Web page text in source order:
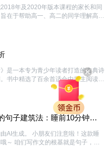
通动画形式，结合生活场景讲解知识
5 分钟短时课堂，轻松抓住孩子专注
年及2020年版本课程的家长和同
在于帮助高一、高二的同学理解高中
间来学习基本知识，尤其适合艺术
思考方式 五、
法 七、解题思路
答疑，可通过留言、私信或者提出比
》是一本专为青少年读者打造的古典诗
书中精选了百余首适合中学生阅读的
诗经》、唐诗宋词到明清佳作的历代
思想性与教育性。 本书以“读懂、品
通过生动易懂的解析、背景知识拓展
助学生突破语言障碍，领略诗词的意
美。每篇诗词均配有“注释”“译文”“赏
，既适合课堂辅助教学，也适合自主阅
特别设置“诗人小传”“文化常识”等趣
句子建筑法：睡前10分钟，
们注意啦！这款睡
句子，本